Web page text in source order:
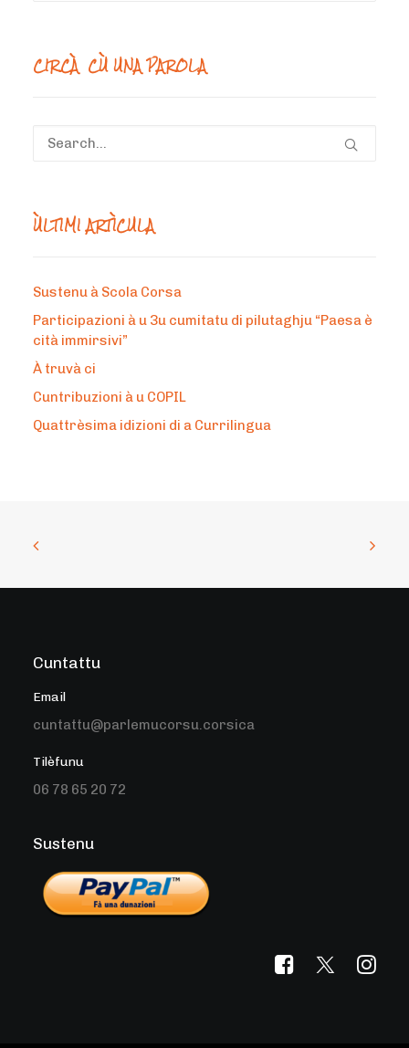
CIRCÀ CÙ UNA PAROLA
ÙLTIMI ARTÌCULA
Sustenu à Scola Corsa
Participazioni à u 3u cumitatu di pilutaghju “Paesa è
cità immirsivi”
À truvà ci
Cuntribuzioni à u COPIL
Quattrèsima idizioni di a Currilingua
Cuntattu
Email
cuntattu@parlemucorsu.corsica
Tilèfunu
06 78 65 20 72
Sustenu